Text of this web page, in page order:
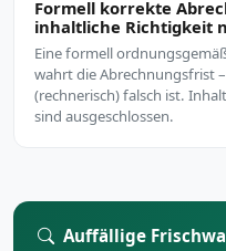
Formell korrekte
inhaltliche Richtigkeit
Eine formell
wahrt die Abrechnungsfrist
(rechnerisch) falsch ist.
sind ausgeschlossen.
Auffällige